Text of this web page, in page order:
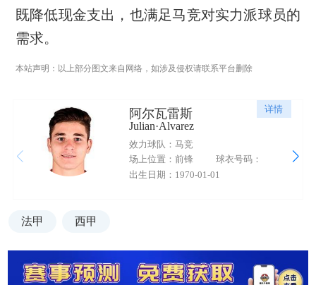
既降低现金支出，也满足马竞对实力派球员的
需求。
本站声明：以上部分图文来自网络，如涉及侵权请联系平台删除
详情
阿尔瓦雷斯
Julian·Alvarez
效力球队：马竞
场上位置：前锋
球衣号码：
出生日期：1970-01-01
法甲 西甲